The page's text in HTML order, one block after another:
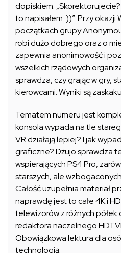
dopiskiem: „Skorektorujecie?
to napisałem :))”. Przy
początkach grupy
robi dużo dobrego oraz o
zapewnia anonimowość i
wszelkich rządowych
sprawdza, czy grając w gry,
kierowcami. Wyniki są
Tematem numeru jest
konsola wypada na tle
VR działają lepiej? I jak
graficzne? Dżujo sprawdza
wspierających PS4 Pro,
starszych, ale
Całość uzupełnia materiał
naprawdę jest to całe 4K i
telewizorów z różnych
redaktora naczelnego
Obowiązkowa lektura dla
technologią.